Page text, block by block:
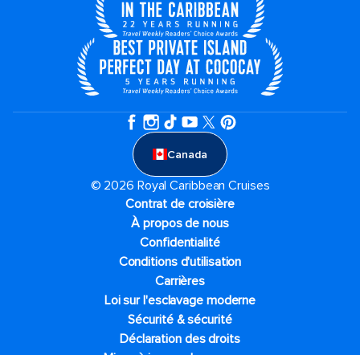
Canada
© 2026 Royal Caribbean Cruises
Contrat de croisière
À propos de nous
Confidentialité
Conditions d'utilisation
Carrières
Loi sur l'esclavage moderne
Sécurité & sécurité
Déclaration des droits